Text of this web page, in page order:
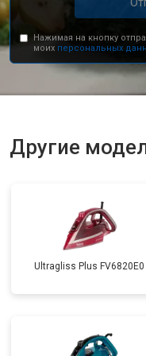
Нажимая на кнопку
моих персональных
Другие
Ultragliss Plus FV6820E0